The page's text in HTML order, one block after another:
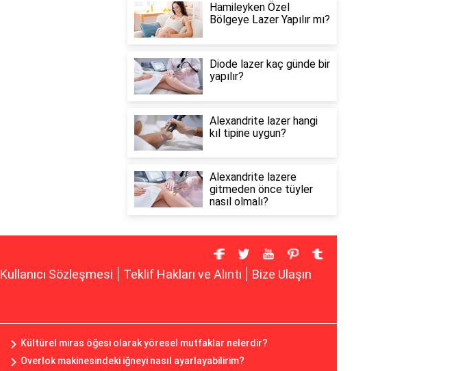
Hamileyken Özel
Bölgeye Lazer Yapılır mı?
Diode lazer kaç günde bir
yapılır?
Alexandrite lazer hangi
kıl tipine uygun?
Alexandrite lazere
gitmeden önce tüyler
nasıl olmalı?
Kullanıcı Sözleşmesi Teklif Hakları ve Alıntı Bize Ulaşın
Kültürel miras öğesi olarak yöresel mutfaklar nelerdir?
Overlok makinesindeki iğneyi nasıl ayarlayabilirim?